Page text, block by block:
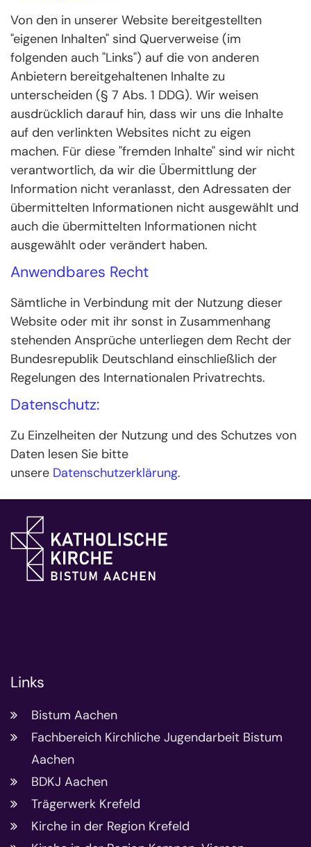
Von den in unserer Website bereitgestellten
"eigenen Inhalten" sind Querverweise (im
folgenden auch "Links") auf die von anderen
Anbietern bereitgehaltenen Inhalte zu
unterscheiden (§ 7 Abs. 1 DDG). Wir weisen
ausdrücklich darauf hin, dass wir uns die Inhalte
auf den verlinkten Websites nicht zu eigen
machen. Für diese "fremden Inhalte" sind wir nicht
verantwortlich, da wir die Übermittlung der
Information nicht veranlasst, den Adressaten der
übermittelten Informationen nicht ausgewählt und
auch die übermittelten Informationen nicht
ausgewählt oder verändert haben.
Anwendbares Recht
Sämtliche in Verbindung mit der Nutzung dieser
Website oder mit ihr sonst in Zusammenhang
stehenden Ansprüche unterliegen dem Recht der
Bundesrepublik Deutschland einschließlich der
Regelungen des Internationalen Privatrechts.
Datenschutz:
Zu Einzelheiten der Nutzung und des Schutzes von
Daten lesen Sie bitte
unsere Datenschutzerklärung.
Links
Bistum Aachen
Fachbereich Kirchliche Jugendarbeit Bistum
Aachen
BDKJ Aachen
Trägerwerk Krefeld
Kirche in der Region Krefeld